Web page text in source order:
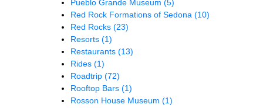
Pueblo Grande Museum (5)
Red Rock Formations of Sedona (10)
Red Rocks (23)
Resorts (1)
Restaurants (13)
Rides (1)
Roadtrip (72)
Rooftop Bars (1)
Rosson House Museum (1)